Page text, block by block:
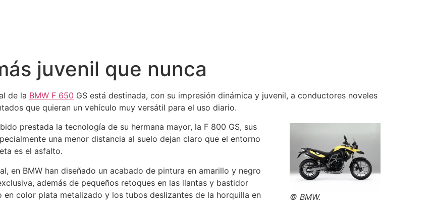
juvenil que nunca
de la BMW F 650 GS está destinada, con su impresión dinámica y juvenil, a conductores noveles
que quieran un vehículo muy versátil para el uso diario.
© BMW.
prestada la tecnología de su hermana mayor, la F 800 GS, sus
una menor distancia al suelo dejan claro que el entorno
es el asfalto.
en BMW han diseñado un acabado de pintura en amarillo y negro
además de pequeños retoques en las llantas y bastidor
color plata metalizado y los tubos deslizantes de la horquilla en